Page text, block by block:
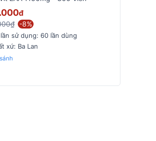
đ
-8%
sử dụng: 60 lần dùng
xứ: Ba Lan